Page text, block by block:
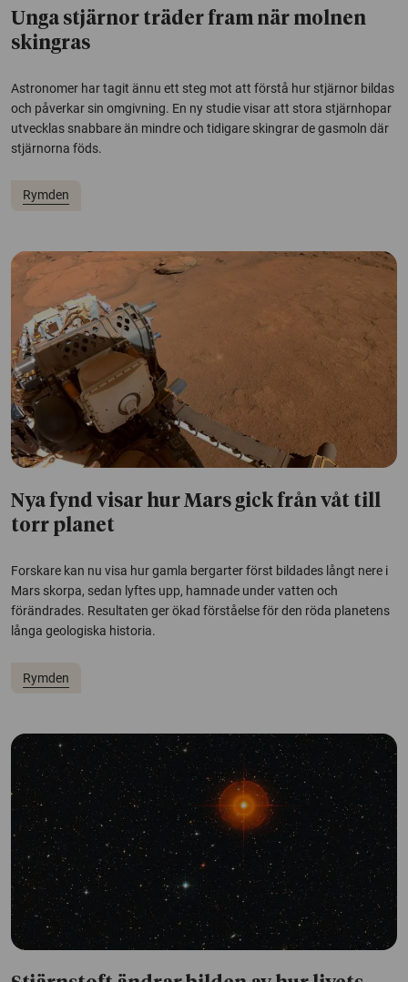
Unga stjärnor träder fram när molnen
skingras
Astronomer har tagit ännu ett steg mot att förstå hur stjärnor bildas
och påverkar sin omgivning. En ny studie visar att stora stjärnhopar
utvecklas snabbare än mindre och tidigare skingrar de gasmoln där
stjärnorna föds.
Rymden
Nya fynd visar hur Mars gick från våt till
torr planet
Forskare kan nu visa hur gamla bergarter först bildades långt nere i
Mars skorpa, sedan lyftes upp, hamnade under vatten och
förändrades. Resultaten ger ökad förståelse för den röda planetens
långa geologiska historia.
Rymden